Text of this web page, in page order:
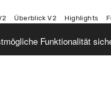
Funktionalität
Überblick V2 Highlights